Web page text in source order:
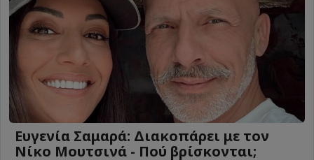
Ευγενία Σαμαρά: Διακοπάρει με τον
Νίκο Μουτσινά - Πού βρίσκονται;